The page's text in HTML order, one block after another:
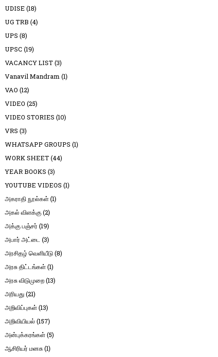
UDISE (18)
UG TRB (4)
UPS (8)
UPSC (19)
VACANCY LIST(3)
Vanavil Mandram (1)
VAO (12)
VIDEO (25)
VIDEO STORIES (10)
VRS (3)
WHATSAPP GROUPS (1)
WORK SHEET(44)
YEAR BOOKS (3)
YOUTUBE VIDEOS (1)
அகராதி நூல்கள்(1)
அகல் விளக்கு(2)
அக்கு பஞ்சர் (19)
அபார் அட்டை (3)
அரசிதழ் வெளியீடு(8)
அரசு திட்டங்கள்(1)
அரசு விடுமுறை(13)
அரியது(21)
அறிவிப்புகள்(13)
அறிவியியல் (157)
அன்புக்கரங்கள்(5)
ஆசிரியர் மனசு(1)